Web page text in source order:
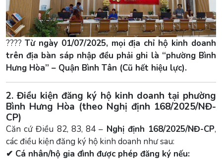
???? Từ ngày 01/07/2025, mọi địa chỉ hộ kinh doanh
trên địa bàn sáp nhập đều phải ghi là “phường Bình
Hưng Hòa” – Quận Bình Tân (Cũ hết hiệu lực).
2. Điều kiện đăng ký hộ kinh doanh tại phường
Bình Hưng Hòa (theo Nghị định 168/2025/NĐ-
CP)
Căn cứ Điều 82, 83, 84 – Nghị định 168/2025/NĐ-CP,
các điều kiện đăng ký hộ kinh doanh như sau:
✔ Cá nhân/hộ gia đình được phép đăng ký nếu: